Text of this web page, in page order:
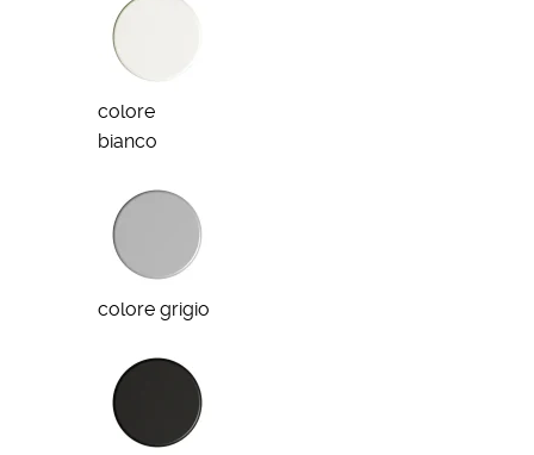
colore
bianco
colore grigio